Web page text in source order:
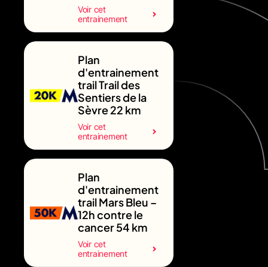
Voir cet
entrainement
Plan
d'entrainement
trail Trail des
Sentiers de la
Sèvre 22 km
Voir cet
entrainement
Plan
d'entrainement
trail Mars Bleu –
12h contre le
cancer 54 km
Voir cet
entrainement